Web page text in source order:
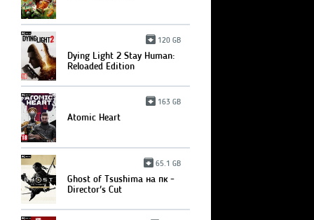
120 GB
Dying Light 2 Stay Human:
Reloaded Edition
163 GB
Atomic Heart
65.1 GB
Ghost of Tsushima на пк -
Director's Cut